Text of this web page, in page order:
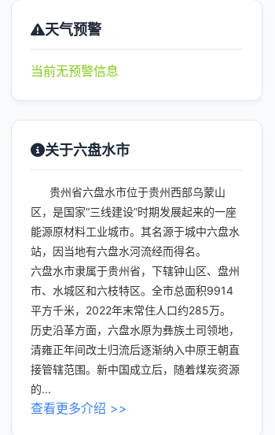
天气预警
当前无预警信息
关于六盘水市
贵州省六盘水市位于贵州西部乌蒙山
区，是国家“三线建设”时期发展起来的一座
能源原材料工业城市。其名源于城中六盘水
站，因当地有六盘水河流经而得名。
六盘水市隶属于贵州省，下辖钟山区、盘州
市、水城区和六枝特区。全市总面积9914
平方千米，2022年末常住人口约285万。
历史沿革方面，六盘水原为彝族土司领地，
清雍正年间改土归流后逐渐纳入中原王朝直
接管辖范围。新中国成立后，随着煤炭资源
的...
查看更多介绍 >>